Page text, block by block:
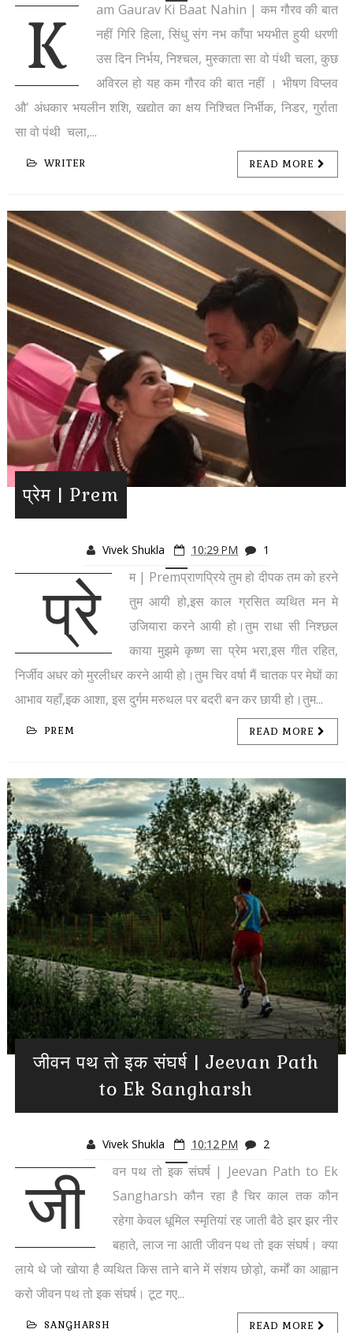
K
am Gaurav Ki Baat Nahin | कम गौरव की बात
नहीं गिरि हिला, सिंधु संग नभ काँपा भयभीत हुयी धरणी
उस दिन निर्भय, निश्चल, मुस्काता सा वो पंथी चला, कुछ
अविरल हो यह कम गौरव की बात नहीं । भीषण विप्लव
औ' अंधकार भयलीन शशि, खद्योत का क्षय निश्चित निर्भीक, निडर, गुर्राता
सा वो पंथी चला,...
WRITER READ MORE
प्रेम | Prem
Vivek Shukla 10:29 PM 1
प्रे
म | Premप्राणप्रिये तुम हो दीपक तम को हरने
तुम आयी हो,इस काल ग्रसित व्यथित मन मे
उजियारा करने आयी हो।तुम राधा सी निश्छल
काया मुझमे कृष्ण सा प्रेम भरा,इस गीत रहित,
निर्जीव अधर को मुरलीधर करने आयी हो।तुम चिर वर्षा मैं चातक पर मेघों का
आभाव यहाँ,इक आशा, इस दुर्गम मरुथल पर बदरी बन कर छायी हो।तुम...
PREM READ MORE
जीवन पथ तो इक संघर्ष | Jeevan Path
to Ek Sangharsh
Vivek Shukla 10:12 PM 2
जी
वन पथ तो इक संघर्ष | Jeevan Path to Ek
Sangharsh कौन रहा है चिर काल तक कौन
रहेगा केवल धूमिल स्मृतियां रह जाती बैठे झर झर नीर
बहाते, लाज ना आती जीवन पथ तो इक संघर्ष। क्या
लाये थे जो खोया है व्यथित किस ताने बाने में संशय छोड़ो, कर्मों का आह्वान
करो जीवन पथ तो इक संघर्ष। टूट गए...
SANGHARSH READ MORE